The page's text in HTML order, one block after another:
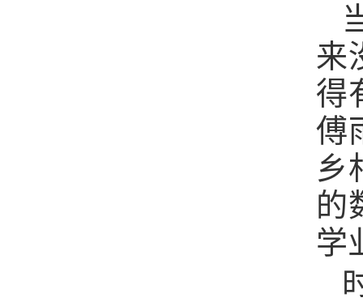
来
得
傅
乡
的
学